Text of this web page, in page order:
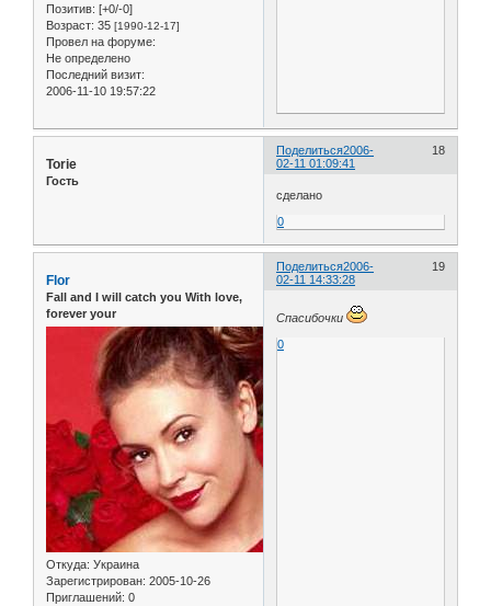
Позитив: [+0/-0]
Возраст: 35 [1990-12-17]
Провел на форуме:
Не определено
Последний визит:
2006-11-10 19:57:22
Поделиться 18
2006-
02-11 01:09:41
Torie
Гость
сделано
0
Поделиться 19
2006-
02-11 14:33:28
Flor
Fall and I will catch you With love,
forever your
Откуда: Украина
Зарегистрирован: 2005-10-26
Приглашений: 0
Cпасибочки
0